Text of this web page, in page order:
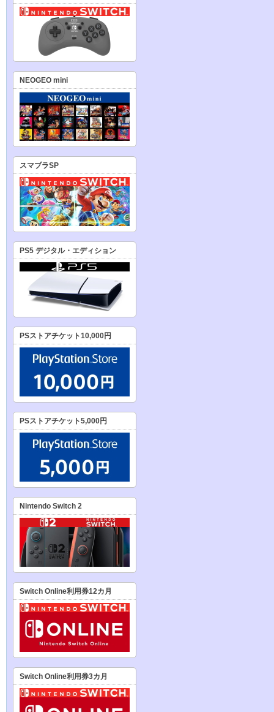
NEOGEO mini
スマブラSP
PS5 デジタル・エディション
PSストアチケット10,000円
PSストアチケット5,000円
Nintendo Switch 2
Switch Online利用券12カ月
Switch Online利用券3カ月